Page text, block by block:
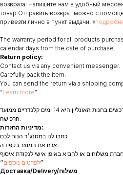
возврата: Напишите нам в удобный
товар Отправить возврат можно с
привезти лично в пункт выдачи. «
The warranty period for all products
calendar days from the date of purchase.
Return policy:
Contact us via any convenient messenger.
Carefully pack the item.
You can send the return via a shipping
“Learn more”
תקופת האחריות על כל המוצרים הנרכשים בחנות האונליין היא 14 ימים קלנדריים ממועד
הרכישה.
מדיניות החזרות:
כתבו לנו במסנג׳ר הנוח לכם.
ארזו את המוצר בקפידה.
״לפרטים נוספים״
Доставка/Delivery/משלוח